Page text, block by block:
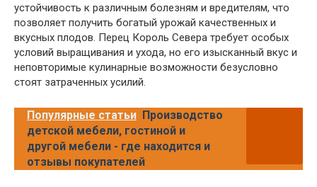
устойчивость к различным болезням и вредителям, что
позволяет получить богатый урожай качественных и
вкусных плодов. Перец Король Севера требует особых
условий выращивания и ухода, но его изысканный вкус и
неповторимые кулинарные возможности безусловно
стоят затраченных усилий.
Популярные статьи Производство
детской мебели, гостиной и
другой мебели - где находится и
отзывы покупателей